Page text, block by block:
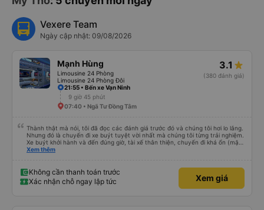
Vexere Team
Ngày cập nhật: 09/08/2026
Mạnh Hùng
Limousine 24 Phòng
Limousine 24 Phòng Đôi
3.1
(380 đánh giá)
21:55 • Bến xe Vạn Ninh
9 giờ 45 phút
07:40 • Ngã Tư Đồng Tâm
Thành thật mà nói, tôi đã đọc các đánh giá trước đó và chúng tôi hơi lo lắng.
Nhưng đó là chuyến đi xe buýt tuyệt vời nhất mà chúng tôi từng trải nghiệm.
Xe buýt khởi hành và đến đúng giờ, tài xế thân thiện, chuyến đi khá ổn (mặc
dù vẫn hơi xóc, nhưng đó là đặc trưng của Việt Nam ^^), và chỗ ngồi thoải
Xem thêm
Không cần thanh toán trước
Xác nhận chỗ ngay lập tức
Xem giá